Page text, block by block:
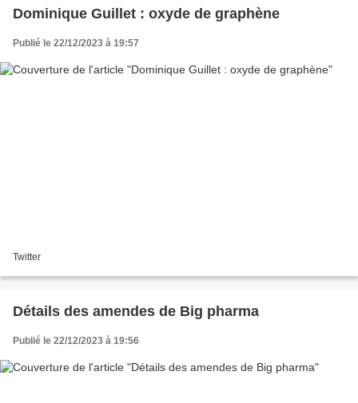
Dominique Guillet : oxyde de graphène
Publié le 22/12/2023 à 19:57
Twitter
Détails des amendes de Big pharma
Publié le 22/12/2023 à 19:56